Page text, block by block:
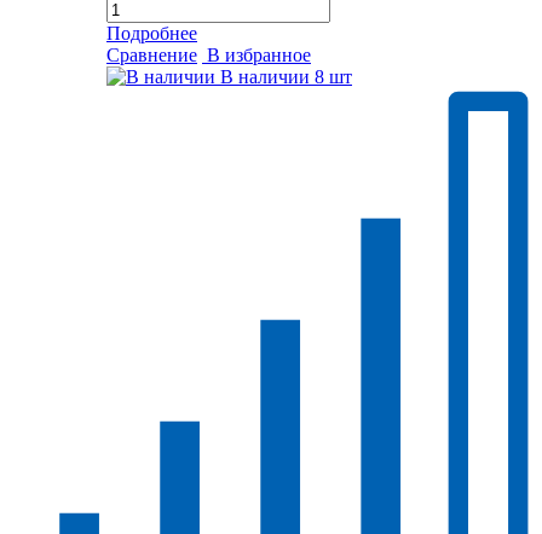
Подробнее
Сравнение В избранное
В наличии 8 шт